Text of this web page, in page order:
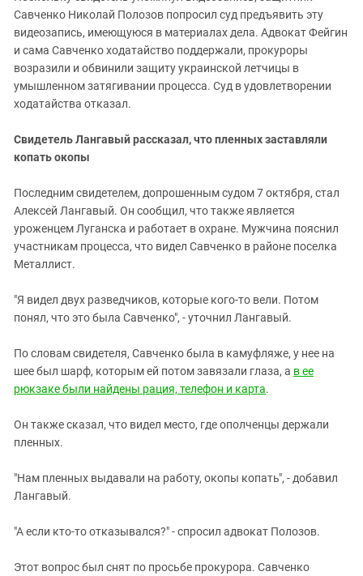
Савченко Николай Полозов попросил суд предъявить эту
видеозапись, имеющуюся в материалах дела. Адвокат Фейгин
и сама Савченко ходатайство поддержали, прокуроры
возразили и обвинили защиту украинской летчицы в
умышленном затягивании процесса. Суд в удовлетворении
ходатайства отказал.
Свидетель Лангавый рассказал, что пленных заставляли
копать окопы
Последним свидетелем, допрошенным судом 7 октября, стал
Алексей Лангавый. Он сообщил, что также является
уроженцем Луганска и работает в охране. Мужчина пояснил
участникам процесса, что видел Савченко в районе поселка
Металлист.
"Я видел двух разведчиков, которые кого-то вели. Потом
понял, что это была Савченко", - уточнил Лангавый.
По словам свидетеля, Савченко была в камуфляже, у нее на
шее был шарф, которым ей потом завязали глаза, а в ее
рюкзаке были найдены рация, телефон и карта.
Он также сказал, что видел место, где ополченцы держали
пленных.
"Нам пленных выдавали на работу, окопы копать", - добавил
Лангавый.
"А если кто-то отказывался?" - спросил адвокат Полозов.
Этот вопрос был снят по просьбе прокурора. Савченко